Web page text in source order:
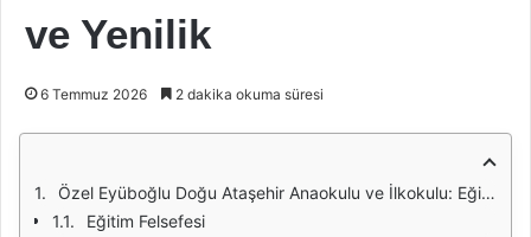
ve Yenilik
6 Temmuz 2026 2 dakika okuma süresi
Özel Eyüboğlu Doğu Ataşehir Anaokulu ve İlkokulu: Eğitimde Kalite ve Yenilik
Eğitim Felsefesi